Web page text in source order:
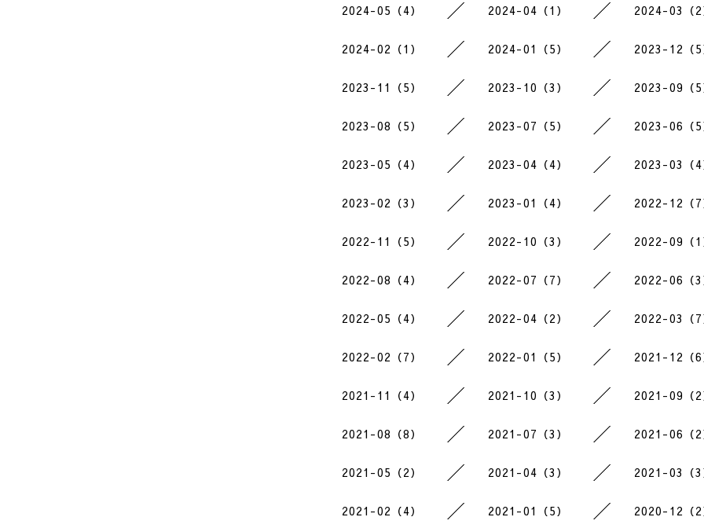
2024-05（4） 2024-04（1） 2024-03（2
2024-02（1） 2024-01（5） 2023-12（5
2023-11（5） 2023-10（3） 2023-09（5
2023-08（5） 2023-07（5） 2023-06（5
2023-05（4） 2023-04（4） 2023-03（4
2023-02（3） 2023-01（4） 2022-12（7
2022-11（5） 2022-10（3） 2022-09（1
2022-08（4） 2022-07（7） 2022-06（3
2022-05（4） 2022-04（2） 2022-03（7
2022-02（7） 2022-01（5） 2021-12（6
2021-11（4） 2021-10（3） 2021-09（2
2021-08（8） 2021-07（3） 2021-06（2
2021-05（2） 2021-04（3） 2021-03（3
2021-02（4） 2021-01（5） 2020-12（2